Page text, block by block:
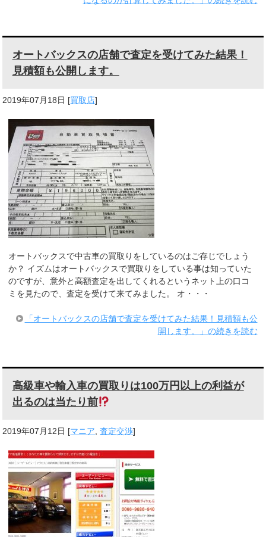
オートバックスの店舗で査定を受けてみた結果！
見積額も公開します。
2019年07月18日 [買取店]
オートバックスで中古車の買取りをしているのはご存じでしょう
か？ イズムはオートバックスで買取りをしている事は知っていた
のですが、意外と高額査定を出してくれるというネット上の口コ
ミを見たので、査定を受けて来てみました。 オ・・・
「オートバックスの店舗で査定を受けてみた結果！見積額も公
開します。」の続きを読む
高級車や輸入車の買取りは100万円以上の利益が
出るのは当たり前
2019年07月12日 [マニア,査定交渉]